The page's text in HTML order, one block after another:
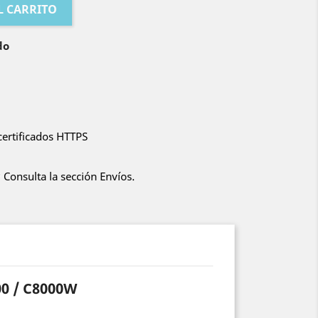
CARRITO
HTTPS
la sección Envíos.
/ C8000W